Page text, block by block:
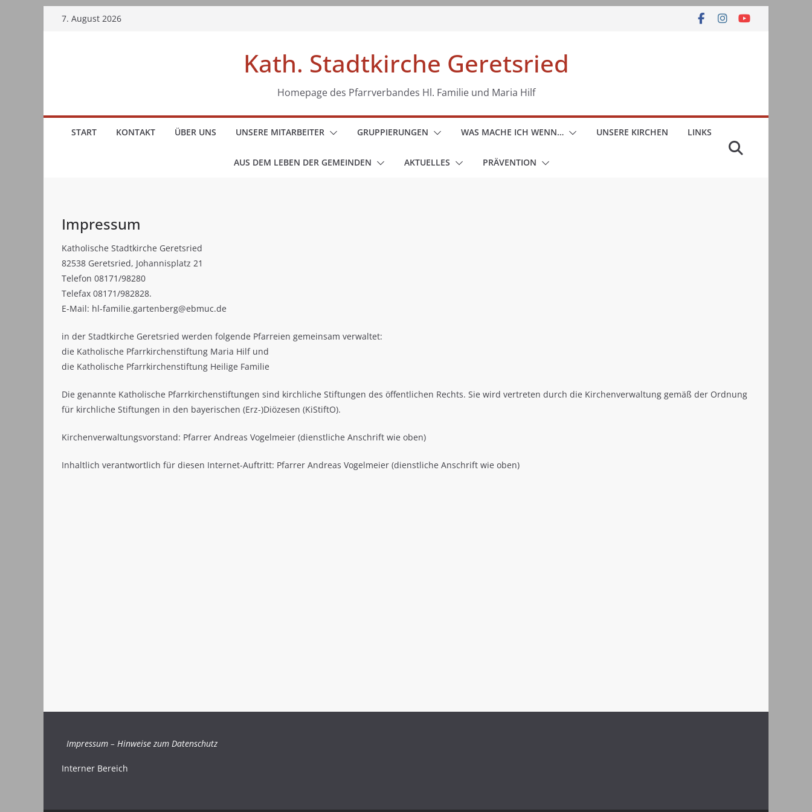
Zum7. August 2026
Kath. Stadtkirche Geretsried
Homepage des Pfarrverbandes Hl. Familie und Maria Hilf
START KONTAKT ÜBER UNS UNSERE MITARBEITER GRUPPIERUNGEN WAS MACHE ICH WENN… UNSERE KIRCHEN LINKS
AUS DEM LEBEN DER GEMEINDEN AKTUELLES PRÄVENTION
Impressum
Katholische Stadtkirche Geretsried
82538 Geretsried, Johannisplatz 21
Telefon 08171/98280
Telefax 08171/982828.
E-Mail: hl-familie.gartenberg@ebmuc.de
in der Stadtkirche Geretsried werden folgende Pfarreien gemeinsam verwaltet:
die Katholische Pfarrkirchenstiftung Maria Hilf und
die Katholische Pfarrkirchenstiftung Heilige Familie
Die genannte Katholische Pfarrkirchenstiftungen sind kirchliche Stiftungen des öffentlichen Rechts. Sie wird vertreten durch die Kirchenverwaltung gemäß der Ordnung
für kirchliche Stiftungen in den bayerischen (Erz-)Diözesen (KiStiftO).
Kirchenverwaltungsvorstand: Pfarrer Andreas Vogelmeier (dienstliche Anschrift wie oben)
Inhaltlich verantwortlich für diesen Internet-Auftritt: Pfarrer Andreas Vogelmeier (dienstliche Anschrift wie oben)
Impressum – Hinweise zum Datenschutz
Interner Bereich